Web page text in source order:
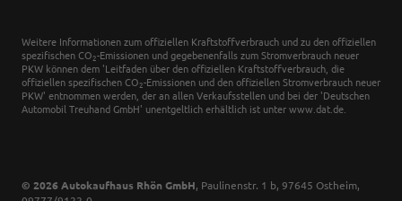
Weitere Informationen zum offiziellen Kraftstoffverbrauch und zu den offiziellen
spezifischen CO 2-Emissionen und gegebenenfalls zum Stromverbrauch neuer
PKW können dem 'Leitfaden über den offiziellen Kraftstoffverbrauch, die
offiziellen spezifischen CO 2-Emissionen und den offiziellen Stromverbrauch neuer
PKW' entnommen werden, der an allen Verkaufsstellen und bei der 'Deutschen
Automobil Treuhand GmbH' unentgeltlich erhältlich ist unter www.dat.de.
© 2026 Autokaufhaus Rhön GmbH, Paulinenstr. 1 b, 97645 Ostheim,